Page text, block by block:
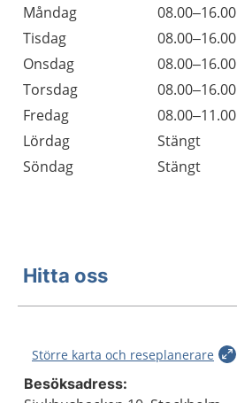
Dag
Öppettider
Kommentarer
Måndag
08.00–16.00
Tisdag
08.00–16.00
Onsdag
08.00–16.00
Torsdag
08.00–16.00
Fredag
08.00–11.00
Lördag
Stängt
Söndag
Stängt
Hitta oss
Större karta och reseplanerare
Besöksadress: